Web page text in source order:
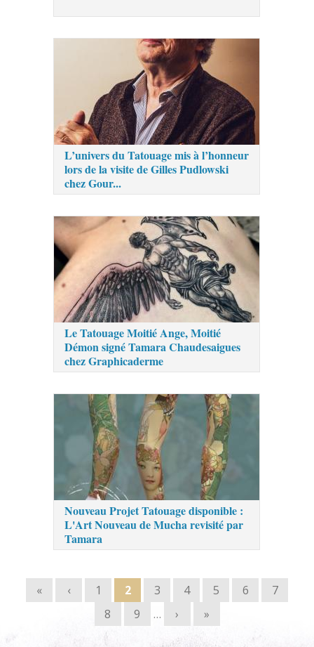
L’univers du Tatouage mis à l’honneur
lors de la visite de Gilles Pudlowski
chez Gour...
Le Tatouage Moitié Ange, Moitié
Démon signé Tamara Chaudesaigues
chez Graphicaderme
Nouveau Projet Tatouage disponible :
L'Art Nouveau de Mucha revisité par
Tamara
Pages
« ‹ 1 2 3 4 5 6
7
8
9 … › »